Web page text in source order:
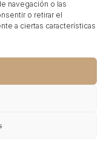
navegación o las
o retirar el
a ciertas características
relation directe
érodent
vraiment n’est
Per Available